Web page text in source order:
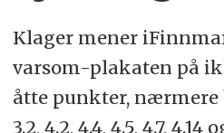
Klager mener
varsom-plakaten på
åtte punkter, nærmere
3.2, 4.2, 4.4, 4.5, 4.7, 4.14